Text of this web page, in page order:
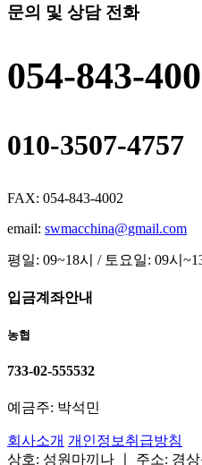
문의 및 상담 전화
054-843-
010-3507-4757
FAX: 054-843-4002
email: swmacchina@gmail.com
평일: 09~18시 / 토요일: 09시
입금계좌안내
농협
733-02-555532
예금주: 박석민
회사소개 개인정보취급방침
상호: 성원마끼나 ㅣ 주소: 경